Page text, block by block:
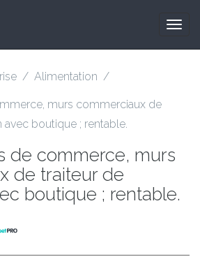
/ Alimentation /
murs commerciaux de
boutique ; rentable.
de commerce, murs
de traiteur de
boutique ; rentable.